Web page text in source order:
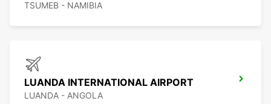
TSUMEB - NAMIBIA
LUANDA INTERNATIONAL AIRPORT
LUANDA - ANGOLA